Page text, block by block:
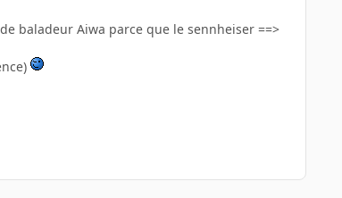
baladeur Aiwa parce que le sennheiser ==>